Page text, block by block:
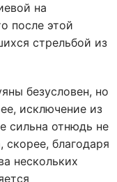
на
после этой
стрельбой из
безусловен, но
исключение из
сильна отнюдь не
скорее, благодаря
нескольких